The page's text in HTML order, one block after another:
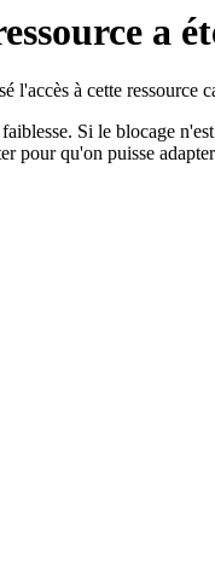
a
à cette ressource
Si le blocage
pour qu'on puisse